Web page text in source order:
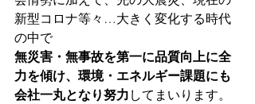
新型コロナ等々…大きく変化する時代
の中で
無災害・無事故を第一に品質向上に全
力を傾け、環境・エネルギー課題にも
会社一丸となり努力 してまいります。